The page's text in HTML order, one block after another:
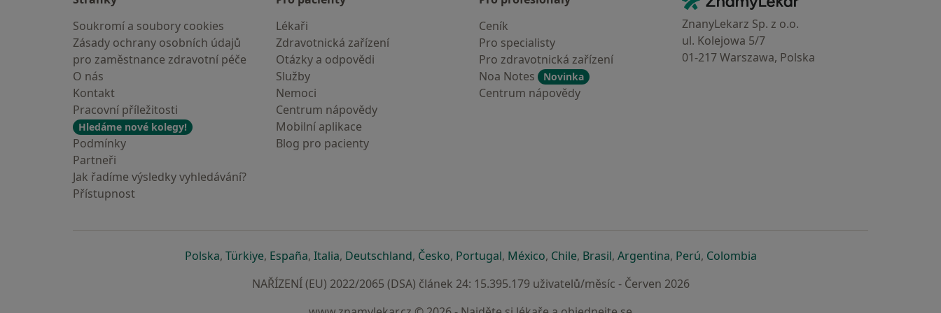
Soukromí a soubory cookies
Zásady ochrany osobních údajů
pro zaměstnance zdravotní péče
O nás
Kontakt
Pracovní příležitosti
Hledáme nové kolegy!
Podmínky
Partneři
Jak řadíme výsledky vyhledávání?
Přístupnost
Lékaři
Zdravotnická zařízení
Otázky a odpovědi
Služby
Nemoci
Centrum nápovědy
Mobilní aplikace
Blog pro pacienty
Ceník
Pro specialisty
Pro zdravotnická zařízení
Noa Notes
Novinka
Centrum nápovědy
ZnanyLekarz Sp. z o.o.
ul. Kolejowa 5/7
01-217 Warszawa, Polska
Polskase otevře v nové záložce
, Türkiyese otevře v nové záložce
, Españase otevře v nové záložce
, Italiase otevře v nové záložce
, Deutschlandse otevře v nové záložce
, Českose otevře v nové záložce
, Portugalse otevře v nové záložce
, Méxicose otevře v nové záložce
, Chilese otevře v nové záložce
, Brasilse otevře v nové záložce
, Argentinase otevře v nové záložce
, Perúse otevře v nové záložce
, Colombiase otevře v nové záložce
NAŘÍZENÍ (EU) 2022/2065 (DSA) článek 24: 15.395.179 uživatelů/měsíc - Červen 2026